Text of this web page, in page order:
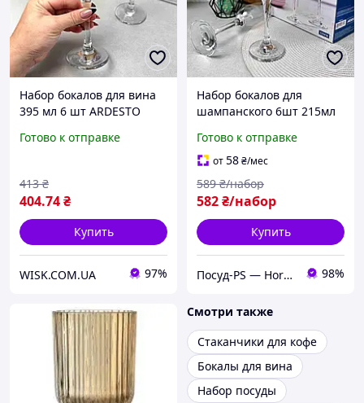
Набор бокалов для вина
395 мл 6 шт ARDESTO
Готово к отправке
404.74₴
413 ₴
Купить
WISK.COM.UA 97%
Набор бокалов для
шампанского 6шт 215мл
Готово к отправке
от58₴/мес
582₴/набор
589 ₴/набор
Купить
Посуд-PS — Horeca Посуда Подарки 98%
Смотри также
Стаканчики для кофе
Бокалы для вина
Набор посуды